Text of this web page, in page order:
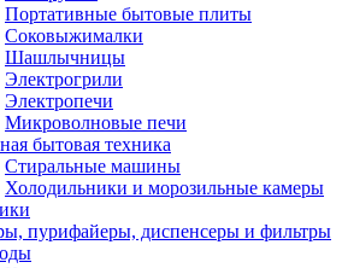
Портативные бытовые плиты
Соковыжималки
Шашлычницы
Электрогрили
Электропечи
Микроволновые печи
бытовая техника
Стиральные машины
Холодильники и морозильные камеры
пурифайеры, диспенсеры и фильтры